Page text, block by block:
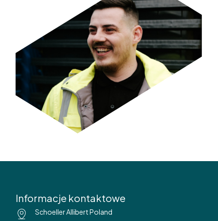
Informacje kontaktowe
Schoeller Allibert Poland